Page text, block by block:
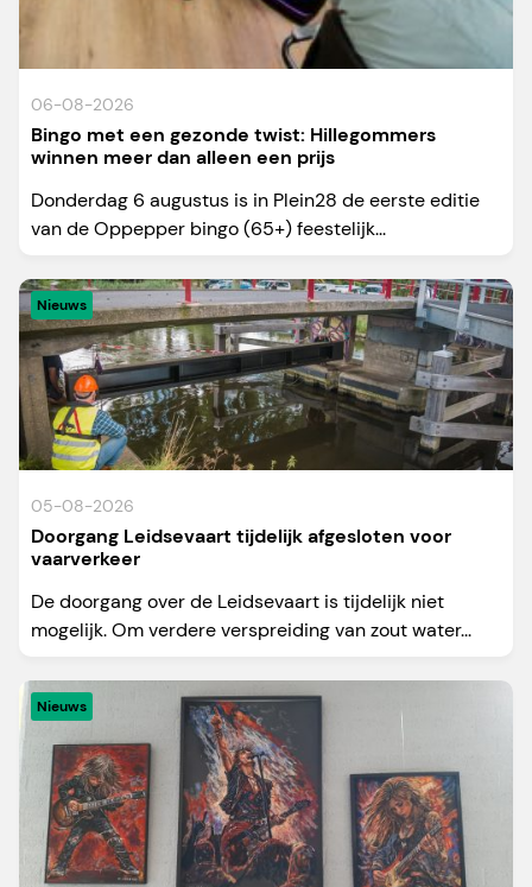
06-08-2026
Bingo met een gezonde twist: Hillegommers
winnen meer dan alleen een prijs
Donderdag 6 augustus is in Plein28 de eerste editie
van de Oppepper bingo (65+) feestelijk...
Nieuws
05-08-2026
Doorgang Leidsevaart tijdelijk afgesloten voor
vaarverkeer
De doorgang over de Leidsevaart is tijdelijk niet
mogelijk. Om verdere verspreiding van zout water...
Nieuws